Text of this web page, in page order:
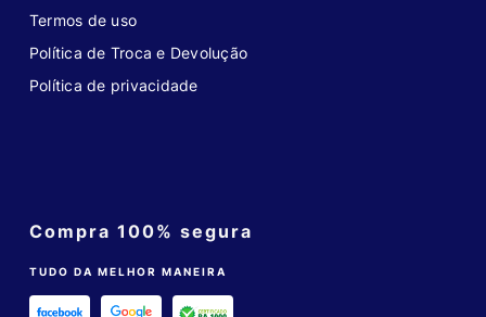
Termos de uso
Política de Troca e Devolução
Política de privacidade
Compra 100% segura
TUDO DA MELHOR MANEIRA